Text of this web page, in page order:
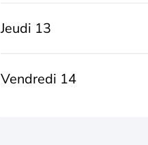
Jeudi 13
Vendredi 14